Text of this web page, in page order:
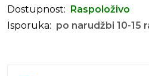
Dostupnost:
Raspoloživo
Isporuka: po narudžbi 10-15